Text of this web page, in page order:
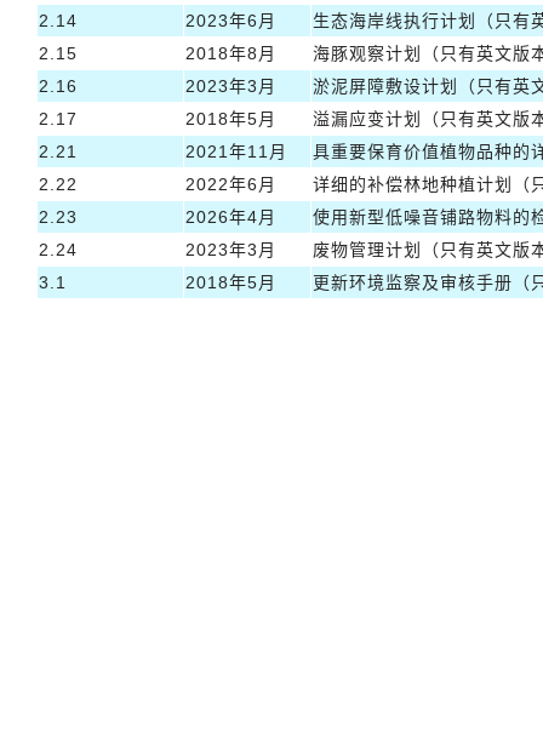
2.14
2023年6月
生态海岸线执行计划（只有
2.15
2018年8月
海豚观察计划（只有英文版
2.16
2023年3月
淤泥屏障敷设计划（只有英
2.17
2018年5月
溢漏应变计划（只有英文版
2.21
2021年11月
具重要保育价值植物品种的
2.22
2022年6月
详细的补偿林地种植计划（
2.23
2026年4月
使用新型低噪音铺路物料的
2.24
2023年3月
废物管理计划（只有英文版
3.1
2018年5月 更新环境监察及审核手册（